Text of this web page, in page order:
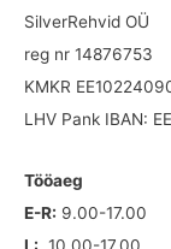
SilverRehvid OÜ
reg nr 14876753
KMKR
LHV Pank IBAN:
Tööaeg
E-R: 9.00-17.00
L: 10.00-17.00